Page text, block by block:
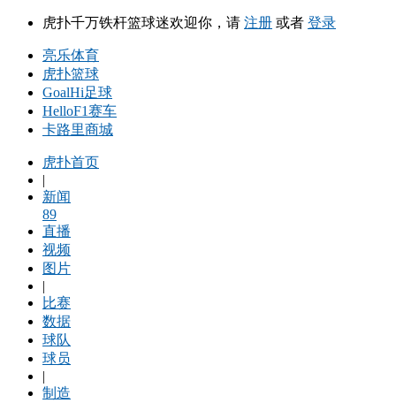
虎扑千万铁杆篮球迷欢迎你，请 注册 或者 登录
亮乐体育
虎扑篮球
GoalHi足球
HelloF1赛车
卡路里商城
虎扑首页
|
新闻
89
直播
视频
图片
|
比赛
数据
球队
球员
|
制造